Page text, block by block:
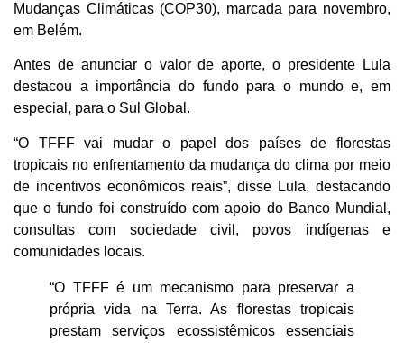
Mudanças Climáticas (COP30), marcada para novembro,
em Belém.
Antes de anunciar o valor de aporte, o presidente Lula
destacou a importância do fundo para o mundo e, em
especial, para o Sul Global.
“O TFFF vai mudar o papel dos países de florestas
tropicais no enfrentamento da mudança do clima por meio
de incentivos econômicos reais”, disse Lula, destacando
que o fundo foi construído com apoio do Banco Mundial,
consultas com sociedade civil, povos indígenas e
comunidades locais.
“O TFFF é um mecanismo para preservar a
própria vida na Terra. As florestas tropicais
prestam serviços ecossistêmicos essenciais